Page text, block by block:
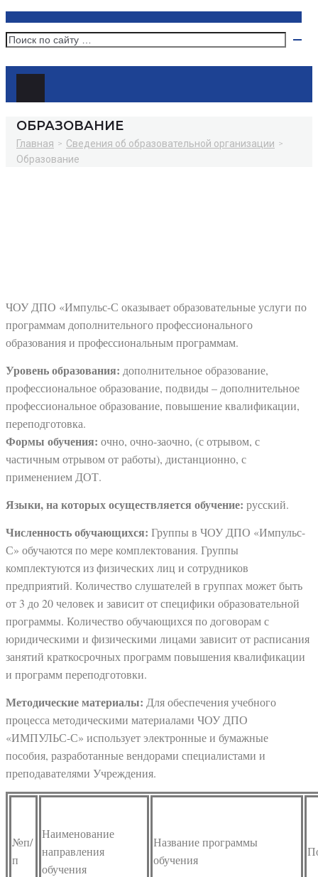
ОБРАЗОВАНИЕ
Главная > Сведения об образовательной организации >
Образование
ЧОУ ДПО «Импульс-С оказывает образовательные услуги по
программам дополнительного профессионального
образования и профессиональным программам.
Уровень образования: дополнительное образование,
профессиональное образование, подвиды – дополнительное
профессиональное образование, повышение квалификации,
переподготовка.
Формы обучения: очно, очно-заочно, (с отрывом, с
частичным отрывом от работы), дистанционно, с
применением ДОТ.
Языки, на которых осуществляется обучение: русский.
Численность обучающихся: Группы в ЧОУ ДПО «Импульс-
С» обучаются по мере комплектования. Группы
комплектуются из физических лиц и сотрудников
предприятий. Количество слушателей в группах может быть
от 3 до 20 человек и зависит от специфики образовательной
программы. Количество обучающихся по договорам с
юридическими и физическими лицами зависит от расписания
занятий краткосрочных программ повышения квалификации
и программ переподготовки.
Методические материалы: Для обеспечения учебного
процесса методическими материалами ЧОУ ДПО
«ИМПУЛЬС-С» использует электронные и бумажные
пособия, разработанные вендорами специалистами и
преподавателями Учреждения.
№п/
п
Наименование
направления
обучения
Название программы
обучения